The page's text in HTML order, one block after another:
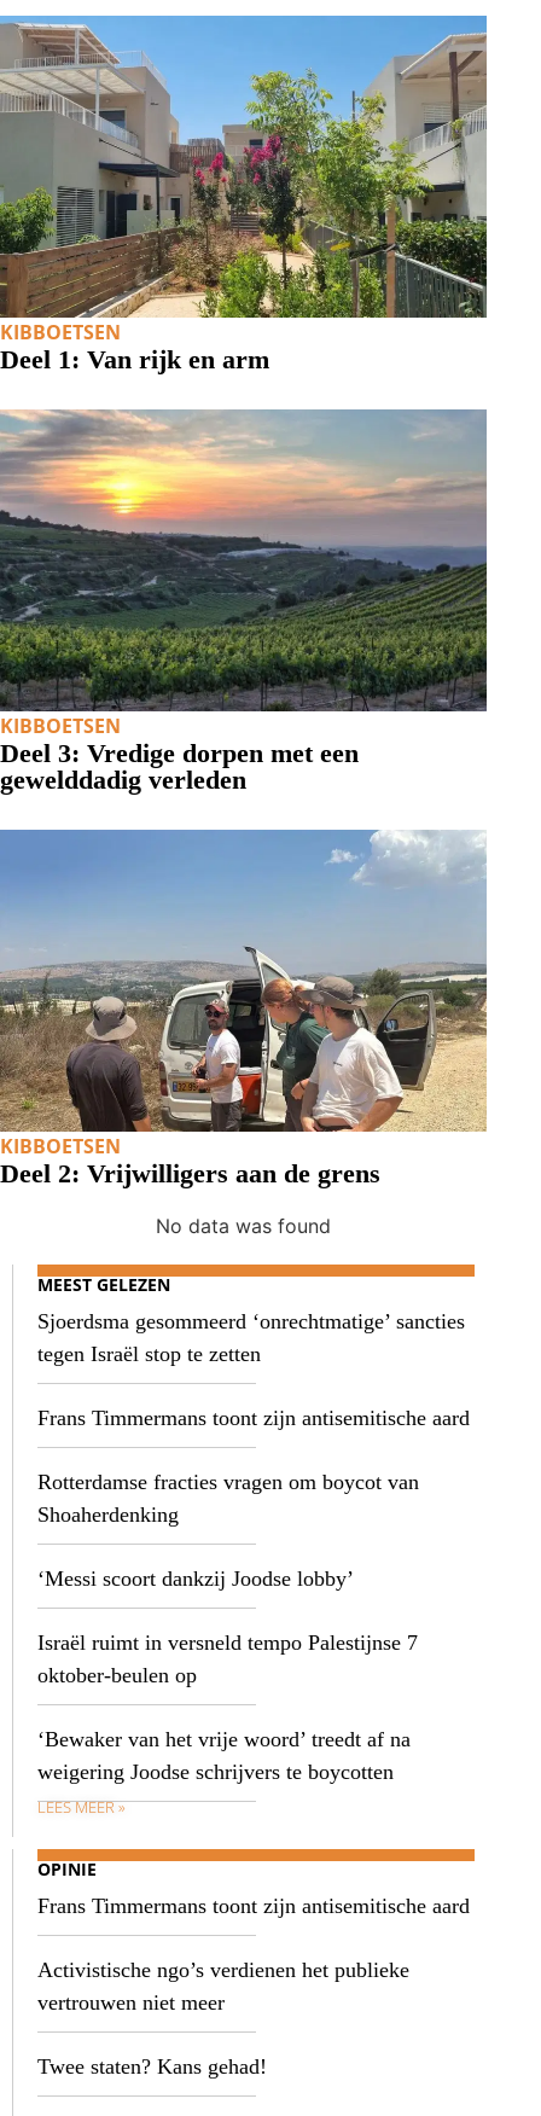
KIBBOETSEN
Deel 1: Van rijk en arm
KIBBOETSEN
Deel 3: Vredige dorpen met een
gewelddadig verleden
KIBBOETSEN
Deel 2: Vrijwilligers aan de grens
No data was found
MEEST GELEZEN
Sjoerdsma gesommeerd ‘onrechtmatige’ sancties
tegen Israël stop te zetten
Frans Timmermans toont zijn antisemitische aard
Rotterdamse fracties vragen om boycot van
Shoaherdenking
‘Messi scoort dankzij Joodse lobby’
Israël ruimt in versneld tempo Palestijnse 7
oktober-beulen op
‘Bewaker van het vrije woord’ treedt af na
weigering Joodse schrijvers te boycotten
LEES MEER »
OPINIE
Frans Timmermans toont zijn antisemitische aard
Activistische ngo’s verdienen het publieke
vertrouwen niet meer
Twee staten? Kans gehad!